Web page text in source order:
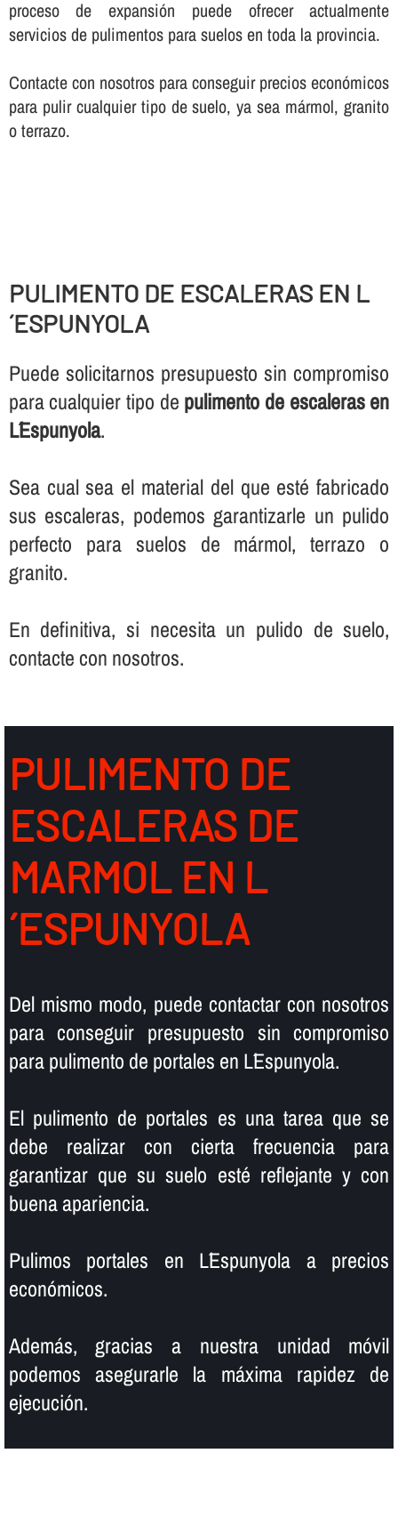
proceso de expansión puede ofrecer actualmente
servicios de pulimentos para suelos en toda la provincia.
Contacte con nosotros para conseguir precios económicos
para pulir cualquier tipo de suelo, ya sea mármol, granito
o terrazo.
PULIMENTO DE ESCALERAS EN L
´ESPUNYOLA
Puede solicitarnos presupuesto sin compromiso
para cualquier tipo de pulimento de escaleras en
L´Espunyola.
Sea cual sea el material del que esté fabricado
sus escaleras, podemos garantizarle un pulido
perfecto para suelos de mármol, terrazo o
granito.
En definitiva, si necesita un pulido de suelo,
contacte con nosotros.
PULIMENTO DE
ESCALERAS DE
MARMOL EN L
´ESPUNYOLA
Del mismo modo, puede contactar con nosotros
para conseguir presupuesto sin compromiso
para pulimento de portales en L´Espunyola.
El pulimento de portales es una tarea que se
debe realizar con cierta frecuencia para
garantizar que su suelo esté reflejante y con
buena apariencia.
Pulimos portales en L´Espunyola a precios
económicos.
Además, gracias a nuestra unidad móvil
podemos asegurarle la máxima rapidez de
ejecución.